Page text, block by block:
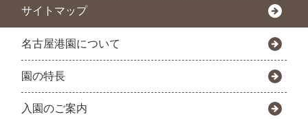
サイトマップ
名古屋港園について
園の特長
入園のご案内